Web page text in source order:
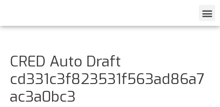
CRED Auto Draft
cd331c3f823531f563ad86a7
ac3a0bc3